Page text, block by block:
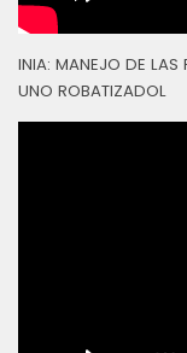
INIA: MANEJO DE LAS
UNO ROBATIZADOL